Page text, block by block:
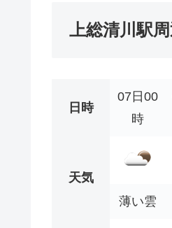
上総清川駅
日時
07日00
時
天気
薄い雲